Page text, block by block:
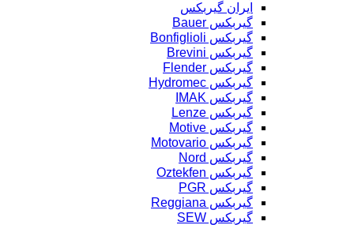
ایران گیربکس
گیربکس Bauer
گیربکس Bonfiglioli
گیربکس Brevini
گیربکس Flender
گیربکس Hydromec
گیربکس IMAK
گیربکس Lenze
گیربکس Motive
گیربکس Motovario
گیربکس Nord
گیربکس Oztekfen
گیربکس PGR
گیربکس Reggiana
گیربکس SEW